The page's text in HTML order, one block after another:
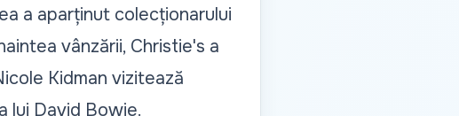
a aparținut colecționarului
vânzării, Christie's a
Kidman vizitează
lui David Bowie.